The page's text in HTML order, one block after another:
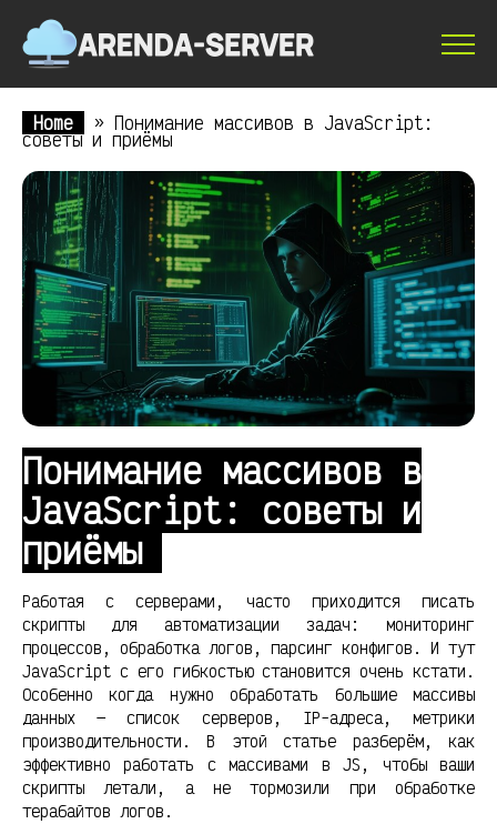
Home » Понимание массивов в JavaScript:
советы и приёмы
Понимание массивов в
JavaScript: советы и
приёмы
Работая с серверами, часто приходится писать
скрипты для автоматизации задач: мониторинг
процессов, обработка логов, парсинг конфигов. И тут
JavaScript с его гибкостью становится очень кстати.
Особенно когда нужно обработать большие массивы
данных — список серверов, IP-адреса, метрики
производительности. В этой статье разберём, как
эффективно работать с массивами в JS, чтобы ваши
скрипты летали, а не тормозили при обработке
терабайтов логов.